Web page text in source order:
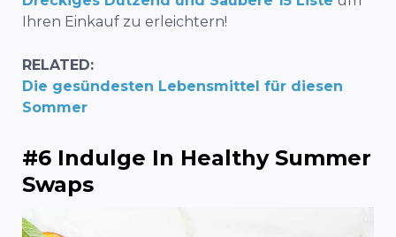
Ihren Einkauf zu erleichtern!
RELATED:
Die gesündesten Lebensmittel für diesen
Sommer
#6 Indulge In Healthy Summer
Swaps